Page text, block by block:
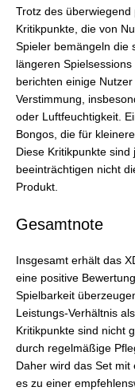
Trotz des
Kritikpunkte, die von
Spieler bemängeln die
längeren
berichten einige
Verstimmung,
oder Luftfeuchtigkeit.
Bongos, die für
Diese Kritikpunkte
beeinträchtigen nicht
Produkt.
Gesamtnote
Insgesamt erhält das
eine positive
Spielbarkeit
Leistungs-Verhältnis
Kritikpunkte sind nicht
durch regelmäßige
Daher wird das Set
es zu einer